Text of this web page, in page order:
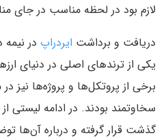
لازم بود در لحظه مناسب در جای
دریافت و برداشت ایردراپ در
یکی از ترندهای اصلی در دنیای
برخی از پروتکل‌ها و پروژه‌ها نیز در
گذشت قرار گرفته و درباره آن‌ها